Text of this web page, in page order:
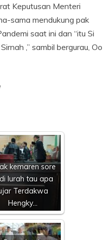
Keputusan Menteri
sama mendukung pak
saat ini dan “itu Si
,” sambil bergurau, Oo
kemaren sore
lurah tau apa
Terdakwa
Hengky…